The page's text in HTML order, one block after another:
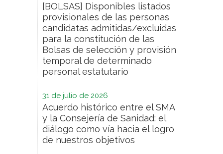
[BOLSAS] Disponibles listados
provisionales de las personas
candidatas admitidas/excluidas
para la constitución de las
Bolsas de selección y provisión
temporal de determinado
personal estatutario
31 de julio de 2026
Acuerdo histórico entre el SMA
y la Consejería de Sanidad: el
diálogo como vía hacia el logro
de nuestros objetivos